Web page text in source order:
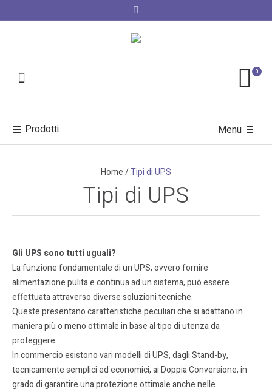
0
Prodotti Menu
Home/Tipi di UPS
Tipi di UPS
Gli UPS sono tutti uguali?
La funzione fondamentale di un UPS, ovvero fornire
alimentazione pulita e continua ad un sistema, può essere
effettuata attraverso diverse soluzioni tecniche.
Queste presentano caratteristiche peculiari che si adattano in
maniera più o meno ottimale in base al tipo di utenza da
proteggere.
In commercio esistono vari modelli di UPS, dagli Stand-by,
tecnicamente semplici ed economici, ai Doppia Conversione, in
grado di garantire una protezione ottimale anche nelle